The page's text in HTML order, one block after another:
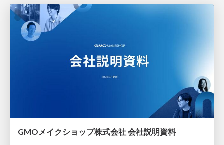
GMOメイクショップ株式会社 会社説明資料